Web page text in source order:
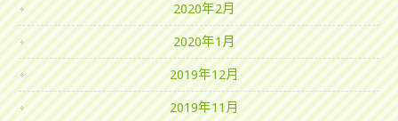
2020年2月
2020年1月
2019年12月
2019年11月